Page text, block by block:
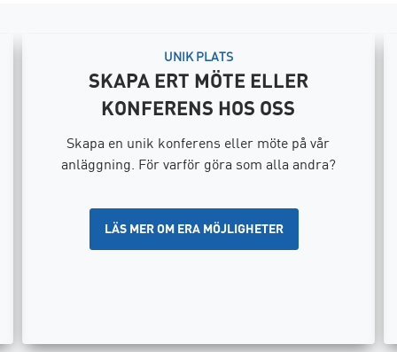
UNIK PLATS
SKAPA ERT MÖTE ELLER
KONFERENS HOS OSS
Skapa en unik konferens eller möte på vår
anläggning. För varför göra som alla andra?
LÄS MER OM ERA MÖJLIGHETER